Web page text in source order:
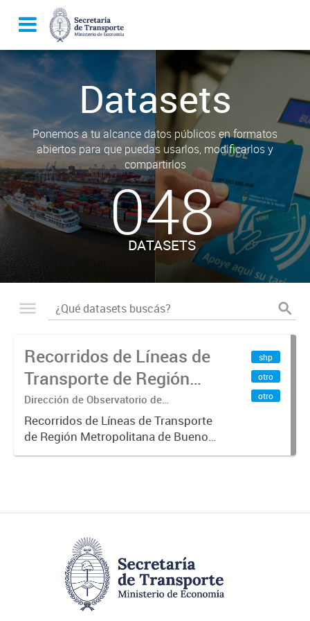
Datasets
Ponemos a tu alcance datos públicos en formatos
abiertos para que puedas usarlos, modificarlos y
compartirlos
048
DATASETS
Recorridos de Líneas de
Transporte de Región
Metropolitana de
Buenos Aires (RMBA)
Dirección de Observatorio de
Transporte, Estudio y Sistemas
Recorridos de Líneas de Transporte
de Región Metropolitana de Buenos
Aires (RMBA).-
shp
otro
otro